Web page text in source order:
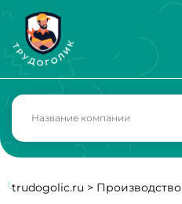
trudogolic.ru > Производство